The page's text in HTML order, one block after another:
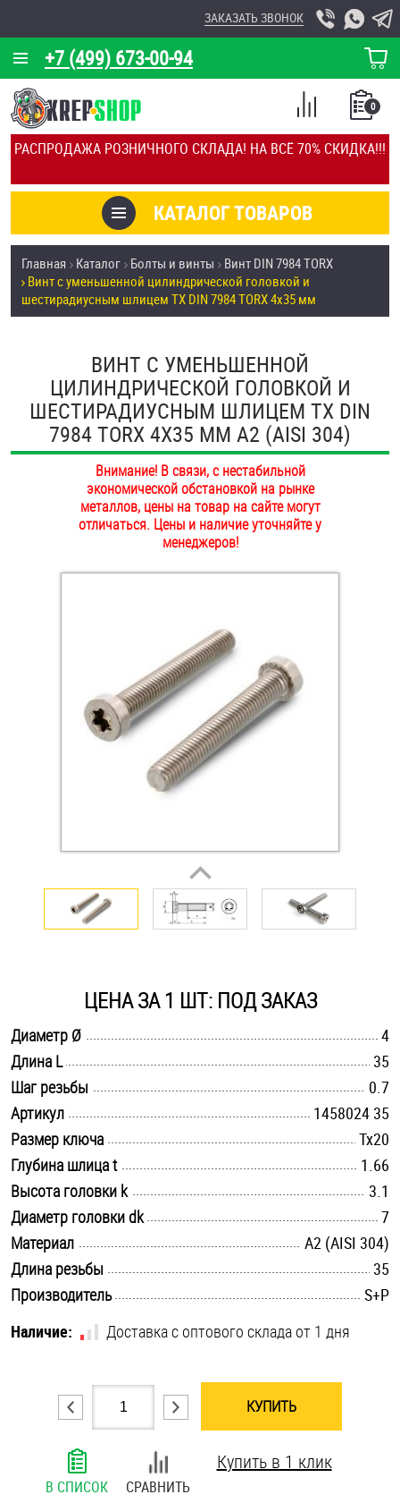
РАСПРОДАЖА РОЗНИЧНОГО СКЛАДА! НА ВСЁ 70% СКИДКА!!!
+7 (499) 673-00-94
ЗАКАЗАТЬ ЗВОНОК
КОРЗИНА
О КОМПАНИИ
КАЛЬКУЛЯТОР
ОТЗЫВЫ
УСЛУГИ
СКИДКИ
ПОКУПАТЕЛЯМ
ОПЛАТА И ДОСТАВКА
НАШИ МАГАЗИНЫ
КАТАЛОГ ТОВАРОВ
0
СПИСОК
СРАВНЕНИЕ
Товары со скидкой
Анкеры
Болты и винты
Втулки
Дюбели
Крюки, кольца с метрической резьбой
Крюки, кольца с шурупной резьбой
Пробки
Стопорные кольца
Такелаж
Хомуты
Шайбы
Шпильки
Шплинты
Штифты и пальцы
Главная Каталог Болты и винты
Винт DIN 7984 TORX
Винт с уменьшенной цилиндрической головкой и
шестирадиусным шлицем TX DIN 7984 TORX 4х35 мм
ВИНТ С УМЕНЬШЕННОЙ
ЦИЛИНДРИЧЕСКОЙ ГОЛОВКОЙ И
ШЕСТИРАДИУСНЫМ ШЛИЦЕМ TX DIN
7984 TORX 4Х35 ММ А2 (AISI 304)
Внимание! В связи, с нестабильной
экономической обстановкой на рынке
металлов, цены на товар на сайте могут
отличаться. Цены и наличие уточняйте у
менеджеров!
ЦЕНА ЗА 1 ШТ: ПОД ЗАКАЗ
Диаметр Ø
4
Длина L
35
Шаг резьбы
0.7
Артикул
1458024 35
Размер ключа
Tx20
Глубина шлица t
1.66
Высота головки k
3.1
Диаметр головки dk
7
Материал
А2 (AISI 304)
Длина резьбы
35
Производитель
S+P
Наличие:
Доставка с оптового склада от 1 дня
КУПИТЬ
В СПИСОК СРАВНИТЬ
Купить в 1 клик